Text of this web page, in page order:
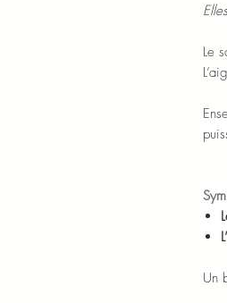
Le
Un